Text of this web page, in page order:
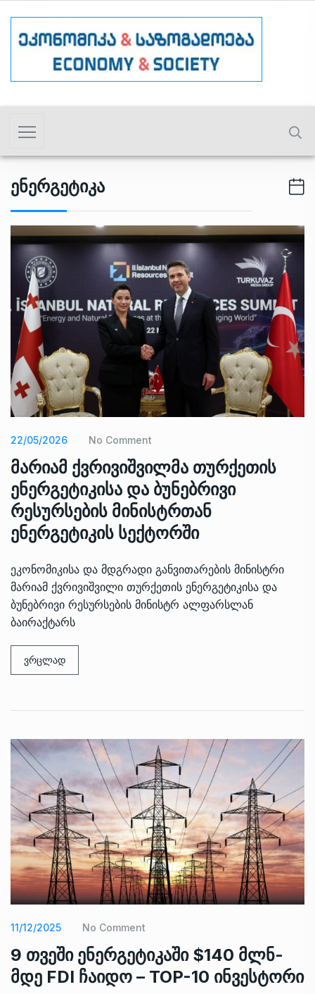
Ენერგეტიკა
22/05/2026 No Comment
მარიამ ქვრივიშვილმა თურქეთის
ენერგეტიკისა და ბუნებრივი
რესურსების მინისტრთან
ენერგეტიკის სექტორში
ეკონომიკისა და მდგრადი განვითარების მინისტრი
მარიამ ქვრივიშვილი თურქეთის ენერგეტიკისა და
ბუნებრივი რესურსების მინისტრ ალფარსლან
ბაირაქტარს
ვრცლად
11/12/2025 No Comment
9 თვეში ენერგეტიკაში $140 მლნ-
მდე FDI ჩაიდო – TOP-10 ინვესტორი